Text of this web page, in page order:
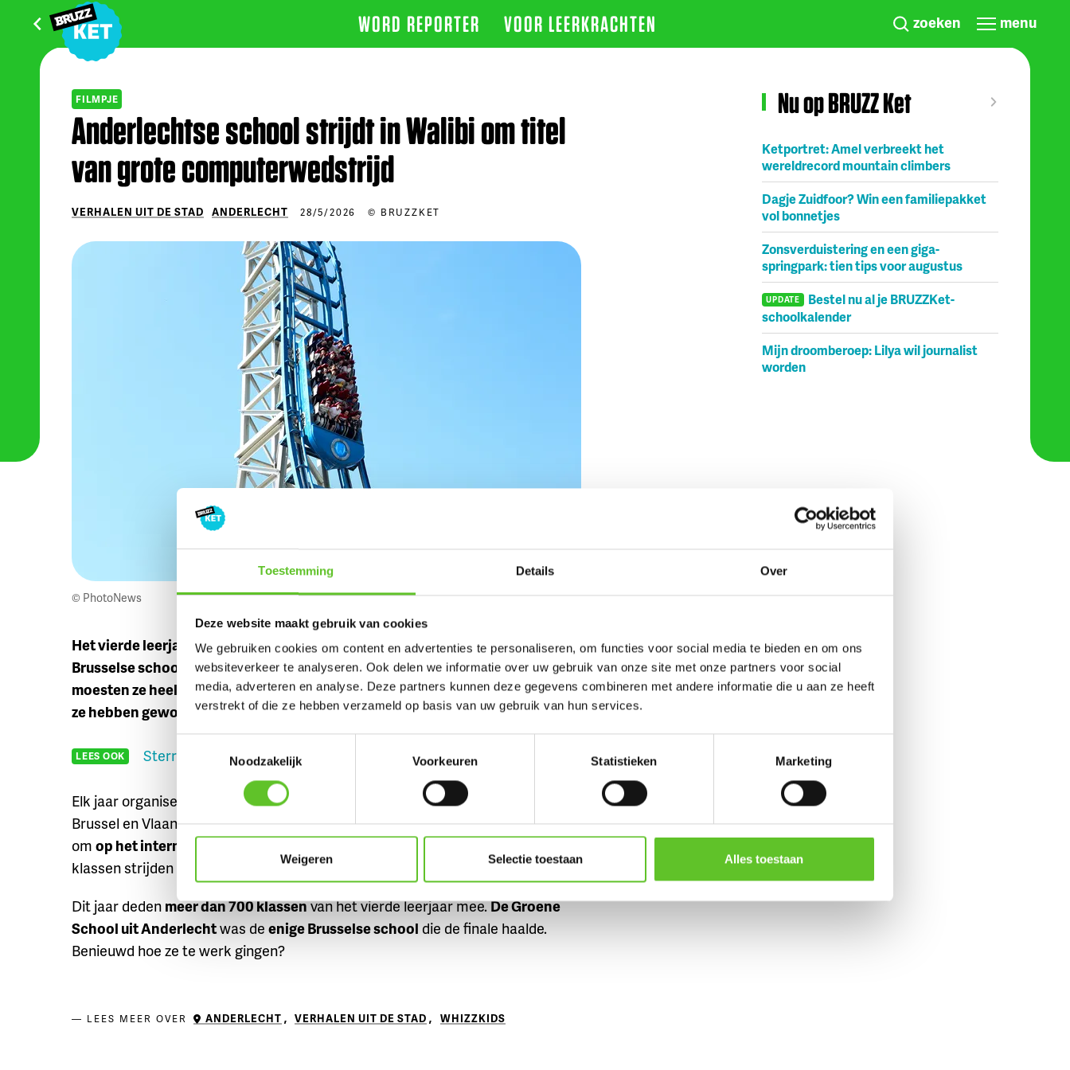
Toestemming Details Over
Deze website maakt gebruik van cookies
We gebruiken cookies om content en advertenties te personaliseren, om functies voor social media te bieden en om ons
websiteverkeer te analyseren. Ook delen we informatie over uw gebruik van onze site met onze partners voor social
media, adverteren en analyse. Deze partners kunnen deze gegevens combineren met andere informatie die u aan ze heeft
verstrekt of die ze hebben verzameld op basis van uw gebruik van hun services.
Noodzakelijk
Voorkeuren Statistieken Marketing
Weigeren Selectie toestaan Alles toestaan
WORD REPORTER VOOR LEERKRACHTEN zoeken menu
FILMPJE
Anderlechtse school strijdt in Walibi om titel
van grote computerwedstrijd
VERHALEN UIT DE STAD ANDERLECHT 28/5/2026 © BRUZZKET
© PhotoNews
Het vierde leerjaar van De Groene School uit Anderlecht streed als enige
Brusselse school voor de titel in de Whizzkids-computerwedstrijd. Daarvoor
moesten ze heel de dag opdrachten uitvoeren in pretpark Walibi. Benieuwd of
ze hebben gewonnen? Kijk de video👇🏼
LEES OOK Sterre: ‘Klimmen is geen hobby, maar het is wel superleuk’
Elk jaar organiseert Whizzkids een grote computerwedstrijdvoor scholen uit
Brussel en Vlaanderen. Doorheen het schooljaar moet de klas samenwerken
om op het internet antwoorden te vinden
op heel wat vragen. De beste
klassen strijden daarna in pretpark Walibi om de titel.
Dit jaar deden meer dan 700 klassenvan het vierde leerjaar mee.De Groene
School uit Anderlechtwas de enige Brusselse school die de finale haalde.
Benieuwd hoe ze te werk gingen?
LEES MEER OVER ANDERLECHT , VERHALEN UIT DE STAD , WHIZZKIDS
Nu op BRUZZ Ket
Ketportret: Amel verbreekt het
wereldrecord mountain climbers
Dagje Zuidfoor? Win een familiepakket
vol bonnetjes
Zonsverduistering en een giga-
springpark: tien tips voor augustus
UPDATE
Bestel nu al je BRUZZKet-
schoolkalender
Mijn droomberoep: Lilya wil journalist
worden